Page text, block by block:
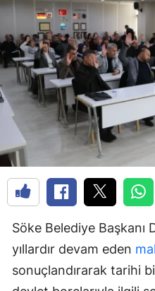
Söke Belediye Başkanı
yıllardır devam eden
sonuçlandırarak tarihi